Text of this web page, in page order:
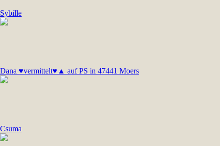
Sybille
Dana ♥vermittelt♥▲ auf PS in 47441 Moers
Csuma